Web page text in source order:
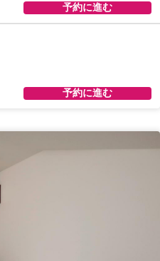
予約に進む
予約に進む